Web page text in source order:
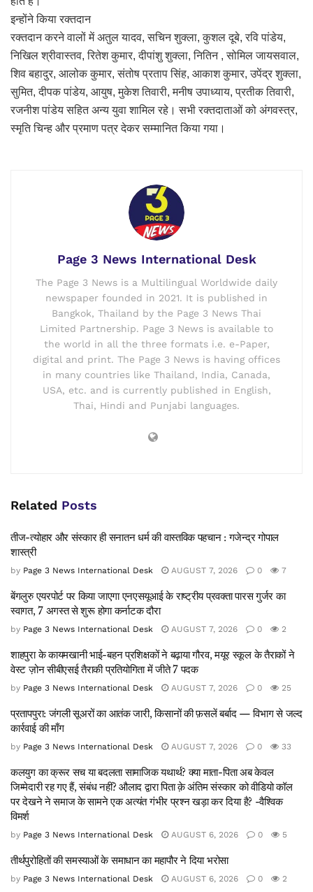
इन्होंने किया रक्तदान
रक्तदान करने वालों में अतुल यादव, सचिन शुक्ला, कुशल दूबे, रवि पांडेय,
निखिल श्रीवास्तव, रितेश कुमार, दीपांशु शुक्ला, नितिन , सोमिल जायसवाल,
शिव बहादुर, आलोक कुमार, संतोष प्रताप सिंह, आकाश कुमार, उपेंद्र शुक्ला,
सुमित, दीपक पांडेय, आयुष, मुकेश तिवारी, मनीष उपाध्याय, प्रतीक तिवारी,
रजनीश पांडेय सहित अन्य युवा शामिल रहे। सभी रक्तदाताओं को अंगवस्त्र,
स्मृति चिन्ह और प्रमाण पत्र देकर सम्मानित किया गया।
Page 3 News International Desk
The Page 3 News is a Multilingual Worldwide daily
newspaper founded in 2021. It is published in
Bangkok, Thailand by the Page 3 News Thai
Limited Partnership. Page 3 News is available to
the world in all the three formats i.e. e-Paper,
digital and print. The Page 3 News is having offices
in many countries like Thailand, India, Canada,
USA, etc. and is currently published in English,
Thai, Hindi and Punjabi languages.
Related Posts
तीज-त्योहार और संस्कार ही सनातन धर्म की वास्तविक पहचान : गजेन्द्र गोपाल
शास्त्री
by Page 3 News International Desk AUGUST 7, 2026 0 7
बेंगलुरु एयरपोर्ट पर किया जाएगा एनएसयूआई के राष्ट्रीय प्रवक्ता पारस गुर्जर का
स्वागत, 7 अगस्त से शुरू होगा कर्नाटक दौरा
by Page 3 News International Desk AUGUST 7, 2026 0 2
शाहपुरा के कायमखानी भाई-बहन प्रशिक्षकों ने बढ़ाया गौरव, मयूर स्कूल के तैराकों ने
वेस्ट ज़ोन सीबीएसई तैराकी प्रतियोगिता में जीते 7 पदक
by Page 3 News International Desk AUGUST 7, 2026 0 25
प्रतापपुरा: जंगली सूअरों का आतंक जारी, किसानों की फ़सलें बर्बाद — विभाग से जल्द
कार्रवाई की माँग
by Page 3 News International Desk AUGUST 7, 2026 0 33
कलयुग का क्रूर सच या बदलता सामाजिक यथार्थ? क्या माता-पिता अब केवल
जिम्मेदारी रह गए हैं, संबंध नहीं? औलाद द्वारा पिता क़े अंतिम संस्कार को वीडियो कॉल
पर देखने ने समाज के सामने एक अत्यंत गंभीर प्रश्न खड़ा कर दिया है? -वैश्विक
विमर्श
by Page 3 News International Desk AUGUST 6, 2026 0 5
तीर्थपुरोहितों की समस्याओं के समाधान का महापौर ने दिया भरोसा
by Page 3 News International Desk AUGUST 6, 2026 0 2